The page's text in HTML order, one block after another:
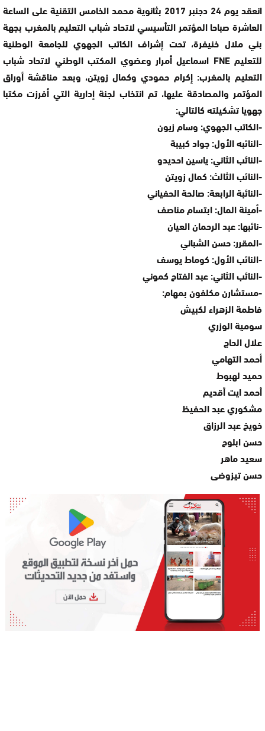
انعقد يوم 24 دجنبر 2017 بثانوية محمد الخامس التقنية على الساعة
العاشرة صباحا المؤتمر التأسيسي لاتحاد شباب التعليم بالمغرب بجهة
بني ملال خنيفرة، تحت إشراف الكاتب الجهوي للجامعة الوطنية
للتعليم FNE اسماعيل أمرار وعضوي المكتب الوطني لاتحاد شباب
التعليم بالمغرب: إكرام حمودي وكمال زويتن، وبعد مناقشة أوراق
المؤتمر والمصادقة عليها، تم انتخاب لجنة إدارية التي أفرزت مكتبا
جهويا تشكيلته كالتالي:
-الكاتب الجهوي: وسام زيون
-النائبه الأول: جواد كبيبة
-النائب الثاني: ياسين احديدو
-النائب الثالث: كمال زويتن
-النائبة الرابعة: صالحة الحفياني
-أمينة المال: ابتسام مناصف
-نائبها: عبد الرحمان العيان
-المقرر: حسن الشباني
-النائب الأول: كوماط يوسف
-النائب الثاني: عبد الفتاح كموني
-مستشارن مكلفون بمهام:
فاطمة الزهراء لكبيش
سومية الوزري
علال الحاج
أحمد التهامي
حميد لهبوط
أحمد ايت أقديم
مشكوري عبد الحفيظ
خويخ عبد الرزاق
حسن ابلوح
سعيد ماهر
حسن تيزوضى